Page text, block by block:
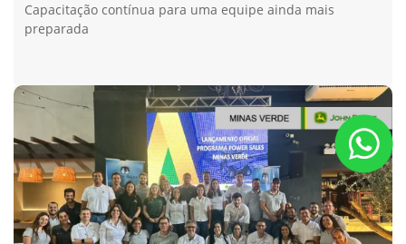
Capacitação contínua para uma equipe ainda mais
preparada